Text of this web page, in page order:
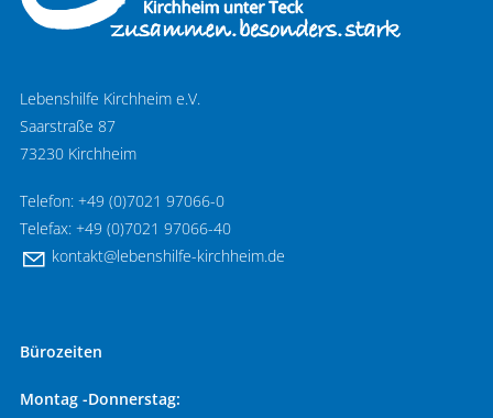
Lebenshilfe Kirchheim e.V.
Saarstraße 87
73230 Kirchheim
Telefon: +49 (0)7021 97066-0
Telefax: +49 (0)7021 97066-40
k nt kt b nsh lf -k rchh md
Bürozeiten
Montag -Donnerstag: